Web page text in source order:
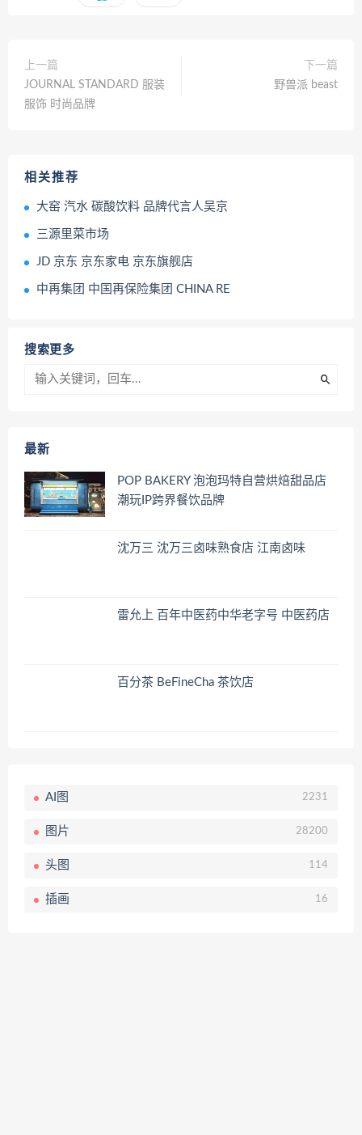
上一篇
JOURNAL STANDARD 服装
服饰 时尚品牌
下一篇
野兽派 beast
相关推荐
大窑 汽水 碳酸饮料 品牌代言人吴京
三源里菜市场
JD 京东 京东家电 京东旗舰店
中再集团 中国再保险集团 CHINA RE
搜索更多
最新
POP BAKERY 泡泡玛特自营烘焙甜品店
潮玩IP跨界餐饮品牌
沈万三 沈万三卤味熟食店 江南卤味
雷允上 百年中医药中华老字号 中医药店
百分茶 BeFineCha 茶饮店
AI图 2231
图片 28200
头图 114
插画 16